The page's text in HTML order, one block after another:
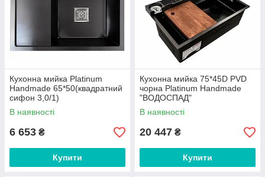
Кухонна мийка Platinum
Handmade 65*50(квадратний
сифон 3,0/1)
В наявності
6 653 ₴
Купити
Кухонна мийка 75*45D PVD
чорна Platinum Handmade
"ВОДОСПАД"
В наявності
20 447 ₴
Купити